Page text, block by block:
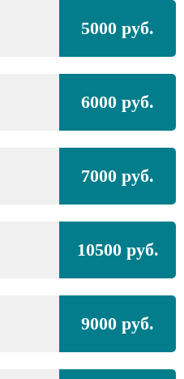
5000 руб.
6000 руб.
7000 руб.
10500 руб.
9000 руб.